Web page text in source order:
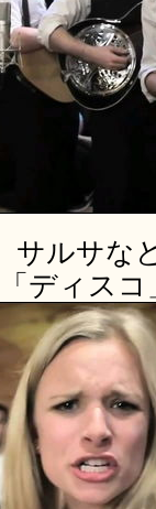
サルサな
ディスコ